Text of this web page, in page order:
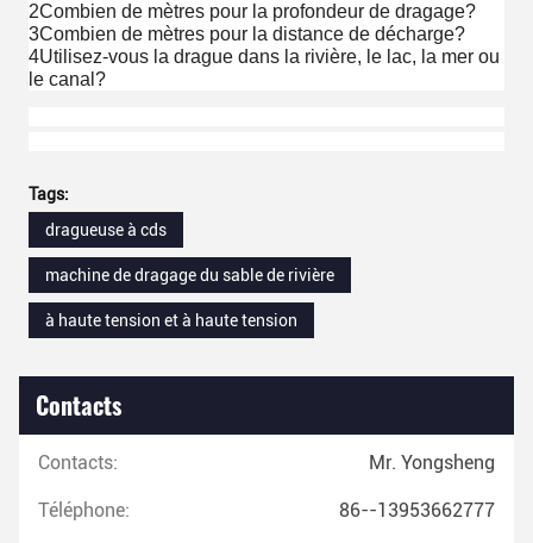
2Combien de mètres pour la profondeur de dragage?
3Combien de mètres pour la distance de décharge?
4Utilisez-vous la drague dans la rivière, le lac, la mer ou
le canal?
Tags:
dragueuse à cds
machine de dragage du sable de rivière
à haute tension et à haute tension
Contacts
Contacts: Mr. Yongsheng
Téléphone: 86--13953662777